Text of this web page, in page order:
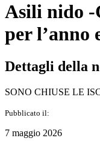
Asili nido -
per l’anno
Dettagli della
SONO CHIUSE LE
Pubblicato il:
7 maggio 2026